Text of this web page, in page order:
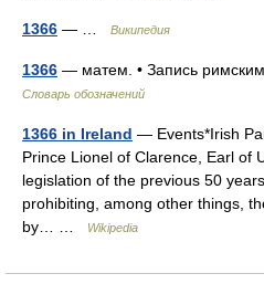
1366 — … Википедия
1366 — матем. • Запись
Словарь обозначений
1366 in Ireland — Events*Irish
Prince Lionel of Clarence, Earl of
legislation of the previous 50
prohibiting, among other things,
by… …
Wikipedia